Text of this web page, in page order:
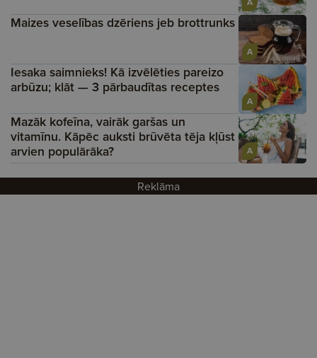
A
Maizes veselības dzēriens jeb brottrunks
A
Iesaka saimnieks! Kā izvēlēties pareizo
arbūzu; klāt — 3 pārbaudītas receptes
A
Mazāk kofeīna, vairāk garšas un
vitamīnu. Kāpēc auksti brūvēta tēja kļūst
arvien populārāka?
Reklāma